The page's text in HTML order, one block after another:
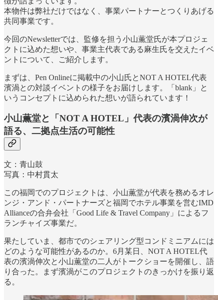
本物件は弊社だけではなく、事業パートナーとつくりあげる
共同事業です。
今回のNewsletterでは、監修を担う小山薫堂氏が本プロジェ
クトに込めた想いや、事業主代表である麻生氏を交えたイベ
ントについて、ご紹介します。
まずは、Pen Onlineに掲載中の小山氏とNOT A HOTEL代表
濱渦との対談イベントの様子をお届けします。「blank」と
いうコンセプトに込められた想いが語られています！
小山薫堂と「NOT A HOTEL」代表の濱渦伸次が
語る、二拠点生活の可能性
文：青山鼓
写真：中村貫太
この福岡でのプロジェクトは、小山薫堂が代表を務めるオレ
ンジ・アンド・パートナーズと福岡でホテル事業を営むIMD
Allianceの合弁会社「Good Life & Travel Company」によるフ
ランチャイズ事業だ。
果たしていま、都市でのシェアリング型コンドミニアムには
どのような可能性があるのか。6月某日、NOT A HOTEL代
表の濱渦伸次と小山薫堂の二人がトークショーを開催し、語
り合った。まず濱渦がこのプロジェクトのきっかけを振り返
る。